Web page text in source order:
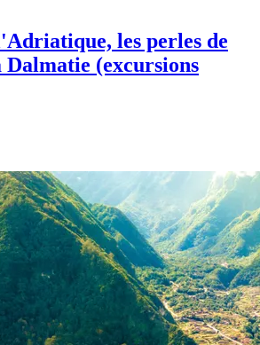
les perles de
(excursions